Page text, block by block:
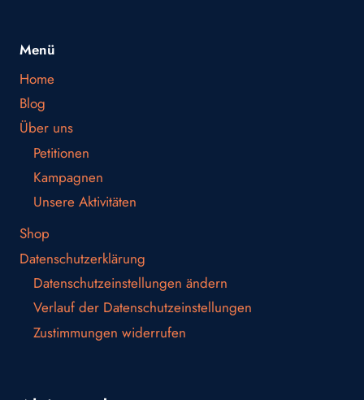
Menü
Home
Blog
Über uns
Petitionen
Kampagnen
Unsere Aktivitäten
Shop
Datenschutzerklärung
Datenschutzeinstellungen ändern
Verlauf der Datenschutzeinstellungen
Zustimmungen widerrufen